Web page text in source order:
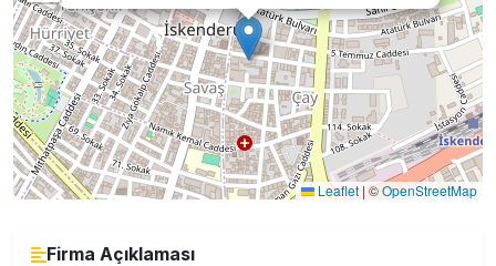
Leaflet |©OpenStreetMap
Firma Açıklaması